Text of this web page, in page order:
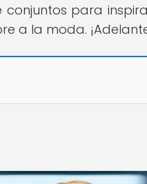
para
a la moda.